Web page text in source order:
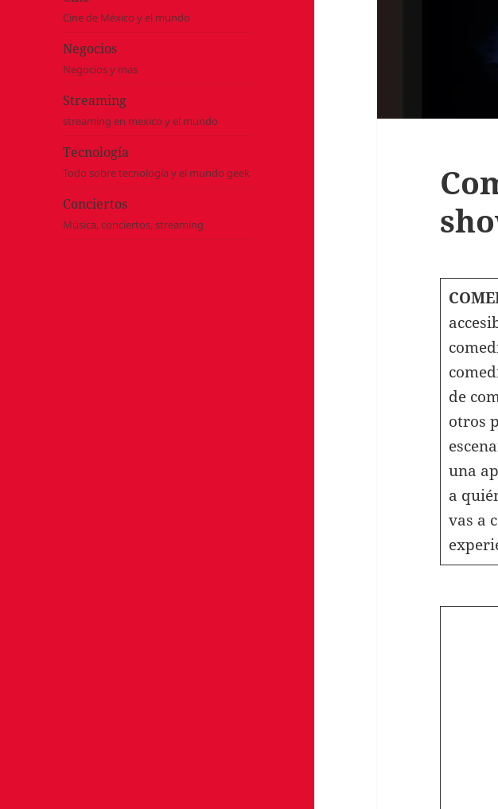
Cine de México y el mundo
Negocios
Negocios y mas
Streaming
streaming en mexico y el mundo
Tecnología
Todo sobre tecnología y el mundo geek
Conciertos
Música, conciertos, streaming
de
otros
una
a
vas a